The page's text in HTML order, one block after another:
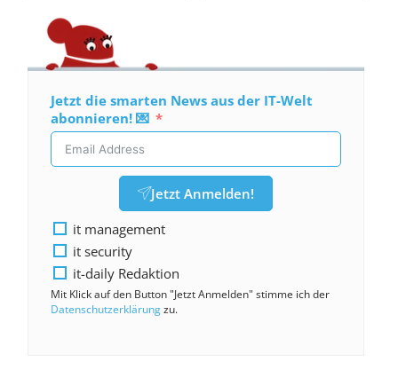
Jetzt die smarten News aus der IT-Welt
abonnieren! 💌
Jetzt Anmelden!
it management
it security
it-daily Redaktion
Mit Klick auf den Button "Jetzt Anmelden" stimme ich der
Datenschutzerklärungzu.